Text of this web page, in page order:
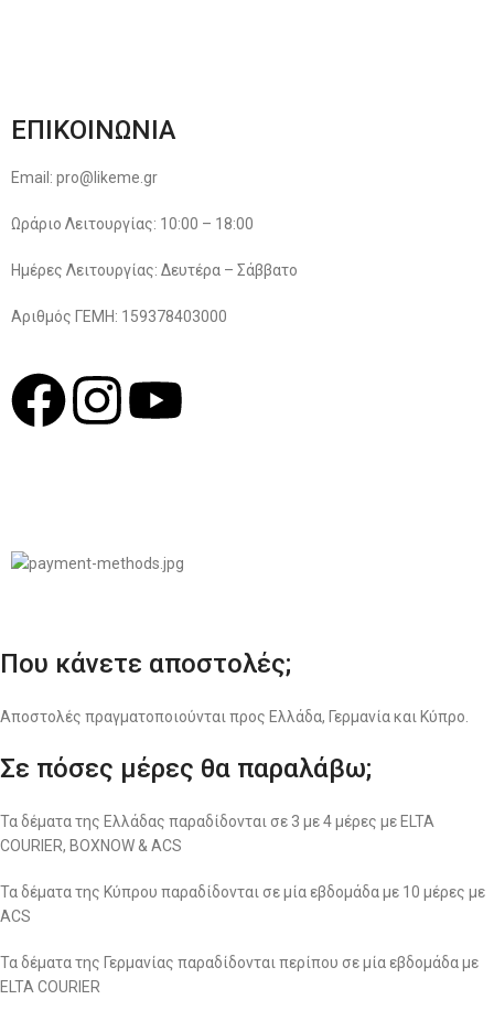
ΕΠΙΚΟΙΝΩΝΙΑ
Email: pro@likeme.gr
Ωράριο Λειτουργίας: 10:00 – 18:00
Ημέρες Λειτουργίας: Δευτέρα – Σάββατο
Αριθμός ΓΕΜΗ: 159378403000
Που κάνετε αποστολές;
Αποστολές πραγματοποιούνται προς Ελλάδα, Γερμανία και Κύπρο.
Σε πόσες μέρες θα παραλάβω;
Τα δέματα της Ελλάδας παραδίδονται σε 3 με 4 μέρες με ELTA
COURIER, BOXNOW & ACS
Τα δέματα της Κύπρου παραδίδονται σε μία εβδομάδα με 10 μέρες με
ACS
Τα δέματα της Γερμανίας παραδίδονται περίπου σε μία εβδομάδα με
ELTA COURIER